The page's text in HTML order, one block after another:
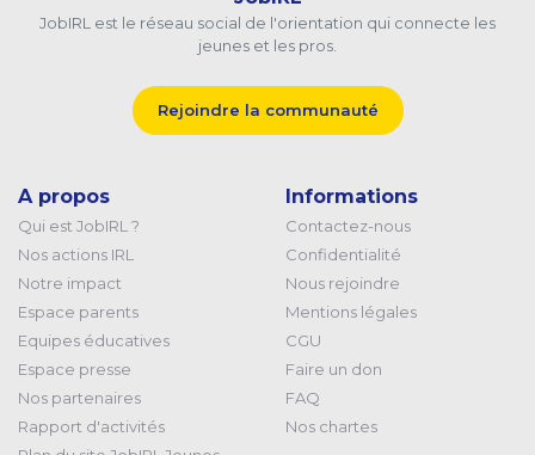
JobIRL est le réseau social de l'orientation qui connecte les
jeunes et les pros.
Rejoindre la communauté
A propos
Qui est JobIRL ?
Nos actions IRL
Notre impact
Espace parents
Equipes éducatives
Espace presse
Nos partenaires
Rapport d'activités
Informations
Contactez-nous
Confidentialité
Nous rejoindre
Mentions légales
CGU
Faire un don
FAQ
Nos chartes